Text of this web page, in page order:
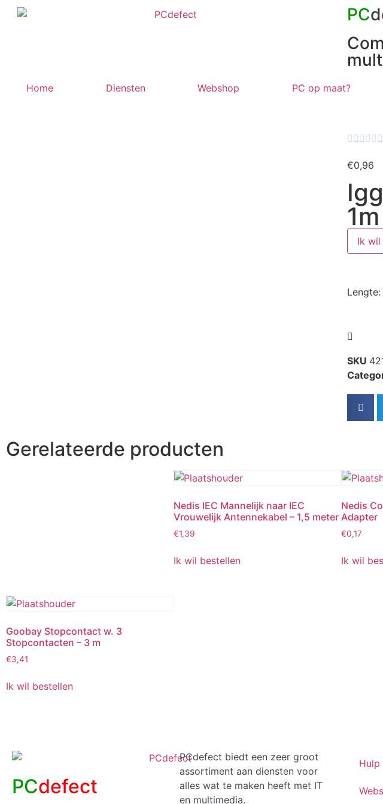
PC
Home Diensten Webshop PC op maat?
     
€0,96
Ik wil
SKU
Gerelateerde producten
Nedis IEC Mannelijk naar IEC
Vrouwelijk Antennekabel – 1,5 meter
€1,39
Ik wil bestellen
Nedis
Adapter
€0,17
Ik wil
Goobay Stopcontact w. 3
Stopcontacten – 3 m
€3,41
Ik wil bestellen
PCdefect
PCdefect biedt een zeer groot
assortiment aan diensten voor
alles wat te maken heeft met IT
en multimedia.